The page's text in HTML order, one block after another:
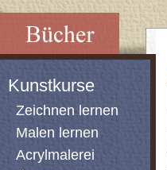
Kunstkurse
Zeichnen lernen
Malen lernen
Acrylmalerei